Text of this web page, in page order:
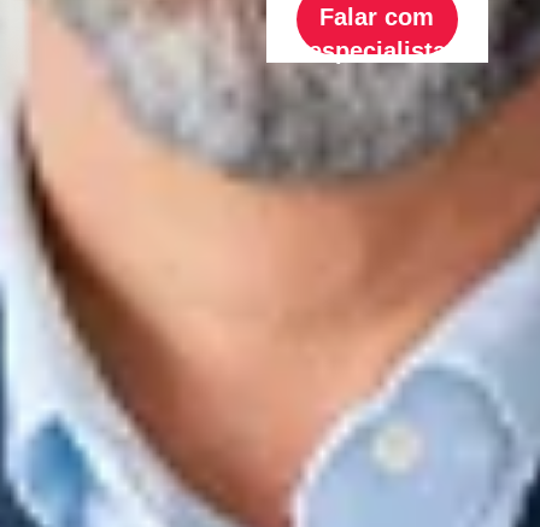
Falar com
especialista